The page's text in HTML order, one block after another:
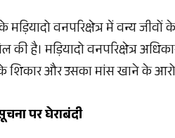
मड़ियादो वनपरिक्षेत्र में वन्य
की है। मड़ियादो वनपरिक्षेत्र
और उसका मांस खाने के
पर घेराबंदी